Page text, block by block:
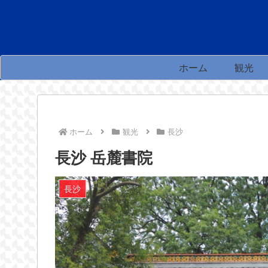
ホーム 観光
ホーム 観光 長沙
長沙 岳麓書院
長沙